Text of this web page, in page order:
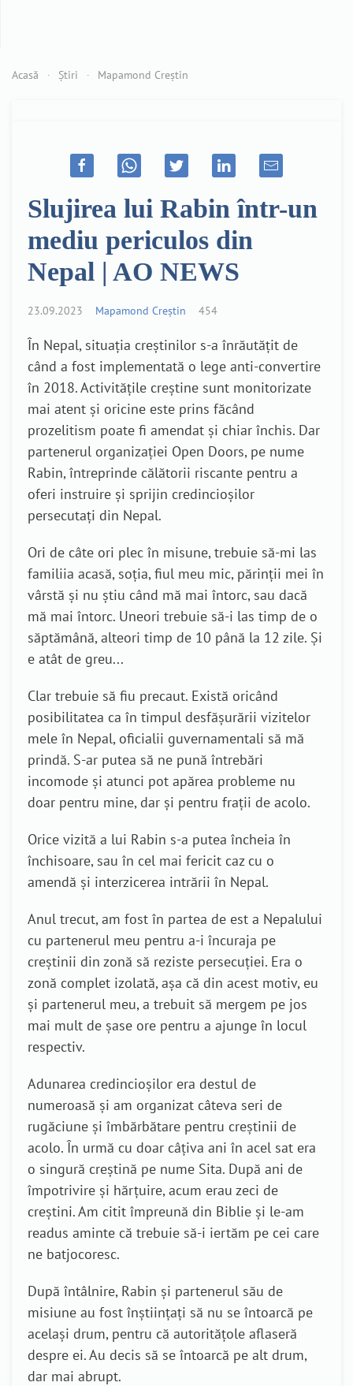
Acasă Știri Mapamond Creștin
Slujirea lui Rabin într-un
mediu periculos din
Nepal | AO NEWS
23.09.2023 Mapamond Creștin 454
În Nepal, situația creștinilor s-a înrăutățit de
când a fost implementată o lege anti-convertire
în 2018. Activitățile creștine sunt monitorizate
mai atent și oricine este prins făcând
prozelitism poate fi amendat și chiar închis. Dar
partenerul organizației Open Doors, pe nume
Rabin, întreprinde călătorii riscante pentru a
oferi instruire și sprijin credincioșilor
persecutați din Nepal.
Ori de câte ori plec în misune, trebuie să-mi las
familiia acasă, soția, fiul meu mic, părinții mei în
vârstă și nu știu când mă mai întorc, sau dacă
mă mai întorc. Uneori trebuie să-i las timp de o
săptămână, alteori timp de 10 până la 12 zile. Și
e atât de greu...
Clar trebuie să fiu precaut. Există oricând
posibilitatea ca în timpul desfășurării vizitelor
mele în Nepal, oficialii guvernamentali să mă
prindă. S-ar putea să ne pună întrebări
incomode și atunci pot apărea probleme nu
doar pentru mine, dar și pentru frații de acolo.
Orice vizită a lui Rabin s-a putea încheia în
închisoare, sau în cel mai fericit caz cu o
amendă și interzicerea intrării în Nepal.
Anul trecut, am fost în partea de est a Nepalului
cu partenerul meu pentru a-i încuraja pe
creștinii din zonă să reziste persecuției. Era o
zonă complet izolată, așa că din acest motiv, eu
și partenerul meu, a trebuit să mergem pe jos
mai mult de șase ore pentru a ajunge în locul
respectiv.
Adunarea credincioșilor era destul de
numeroasă și am organizat câteva seri de
rugăciune și îmbărbătare pentru creștinii de
acolo. În urmă cu doar câțiva ani în acel sat era
o singură creștină pe nume Sita. După ani de
împotrivire și hărțuire, acum erau zeci de
creștini. Am citit împreună din Biblie și le-am
readus aminte că trebuie să-i iertăm pe cei care
ne batjocoresc.
După întâlnire, Rabin și partenerul său de
misiune au fost înștiințați să nu se întoarcă pe
același drum, pentru că autoritățole aflaseră
despre ei. Au decis să se întoarcă pe alt drum,
dar mai abrupt.